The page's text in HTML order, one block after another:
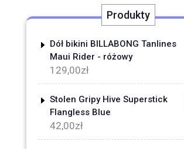
Produkty
Dół bikini BILLABONG Tanlines
Maui Rider - różowy
129,00zł
Stolen Gripy Hive Superstick
Flangless Blue
42,00zł